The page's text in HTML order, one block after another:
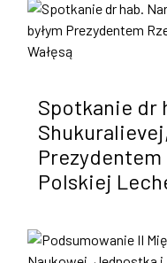
Spotkanie dr
Polskiej